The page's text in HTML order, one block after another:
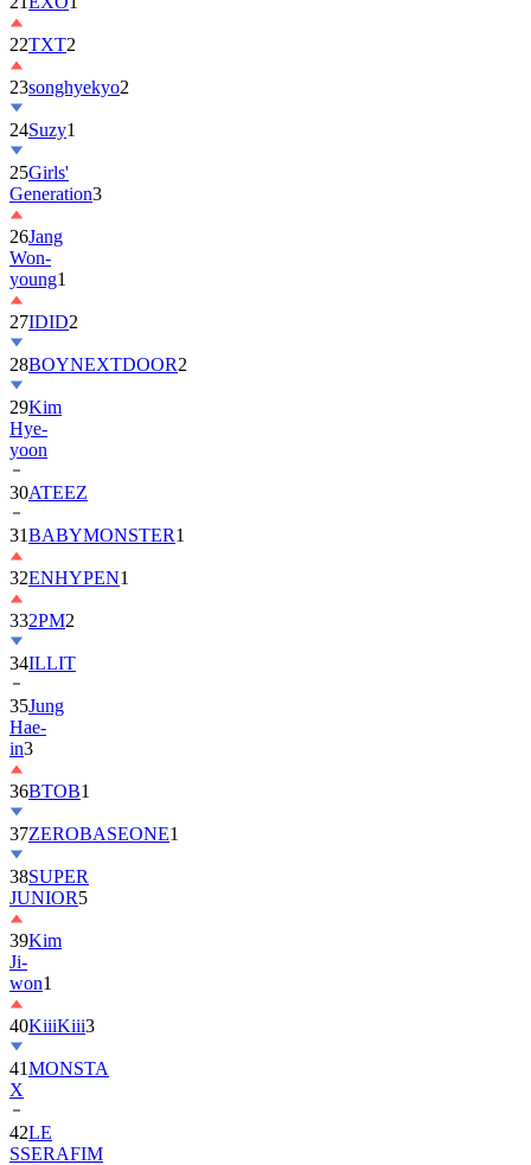
23songhyekyo
24Suzy1
25Girls'
Generation
26Jang
Won-
young1
27IDID
28BOYNEXTDOOR
29Kim
Hye-
yoon
30ATEEZ
31BABYMONSTER
32ENHYPEN1
332PM2
34ILLIT
35Jung
Hae-
in3
36BTOB
37ZEROBASEONE
38SUPER
JUNIOR
39Kim
Ji-
won1
40KiiiKiii
41MONSTA
X
42
SSERAFIM
43AHOF4